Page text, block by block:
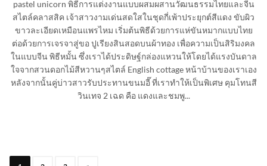
pastel unicorn พิธีการแต่งงานแบบผสมผสานวัฒนธรรมไทยและจีน
สไตล์คลาสสิค เจ้าสาวงามเด่นสดใสในชุดกี่เพ้าประยุกต์สีแดง ขับผิว
ขาวละเอียดเหมือนแพรไหม เริ่มต้นพิธีด้วยการแห่ขันหมากแบบไทย
ต่อด้วยการเจรจาสู่ขอ ปูเรียงสินสอดบนผ้าทอง เพื่อความเป็นสิริมงคล
ในแบบจีน พิธีหมั้น ซึ่งเราได้ประดิษฐ์กล่องแหวนให้โดยได้แรงบันดาล
ใจจากสวนดอกไม้สีหวานๆสไตล์ English cottage หน้าบ้านของเราเอง
หลังจากนั้นคู่บ่าวสาวรับประทานขนมอี๊ ที่เราทำให้เป็นพิเศษ คุมโทนสี
วินเทจ 2 เฉด คือ แดงและชมพู...